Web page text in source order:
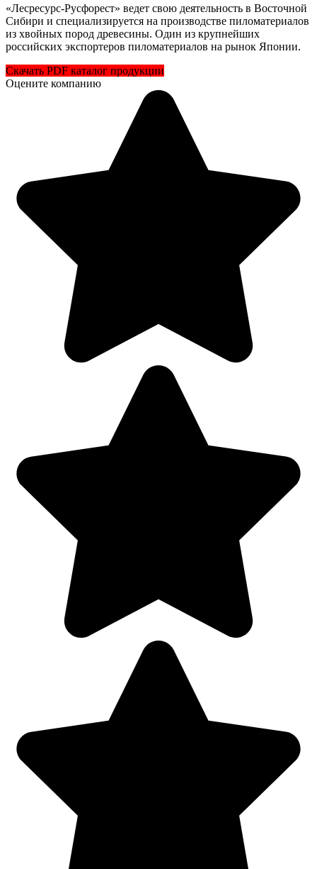
«Лесресурс-Русфорест» ведет свою деятельность в Восточной
Сибири и специализируется на производстве пиломатериалов
из хвойных пород древесины. Один из крупнейших
российских экспортеров пиломатериалов на рынок Японии.
Скачать PDF каталог продукции
Оцените компанию